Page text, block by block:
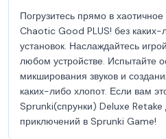
Погрузитесь прямо в
Chaotic Good PLUS! без каких-
установок. Наслаждайтесь
любом устройстве. Испытайте
микширования звуков и
каких-либо хлопот. Если вам
Sprunki(спрунки) Deluxe Retake
приключений в Sprunki Game!